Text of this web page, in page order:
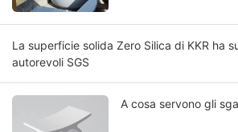
La superficie solida Zero Silica di KKR ha
autorevoli SGS
A cosa servono gli